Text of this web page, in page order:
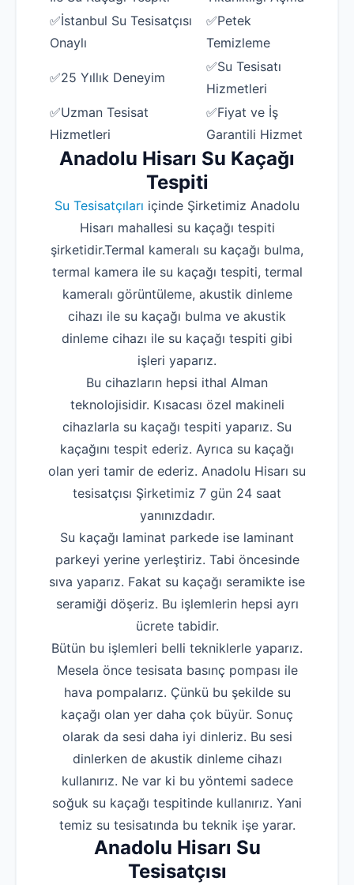
✅İstanbul Su Tesisatçısı
Onaylı
✅Petek
Temizleme
✅25 Yıllık Deneyim
✅Su Tesisatı
Hizmetleri
✅Uzman Tesisat
Hizmetleri
✅Fiyat ve İş
Garantili Hizmet
Anadolu Hisarı Su Kaçağı
Tespiti
Su Tesisatçıları içinde Şirketimiz Anadolu
Hisarı mahallesi su kaçağı tespiti
şirketidir.Termal kameralı su kaçağı bulma,
termal kamera ile su kaçağı tespiti, termal
kameralı görüntüleme, akustik dinleme
cihazı ile su kaçağı bulma ve akustik
dinleme cihazı ile su kaçağı tespiti gibi
işleri yaparız.
Bu cihazların hepsi ithal Alman
teknolojisidir. Kısacası özel makineli
cihazlarla su kaçağı tespiti yaparız. Su
kaçağını tespit ederiz. Ayrıca su kaçağı
olan yeri tamir de ederiz. Anadolu Hisarı su
tesisatçısı Şirketimiz 7 gün 24 saat
yanınızdadır.
Su kaçağı laminat parkede ise laminant
parkeyi yerine yerleştiriz. Tabi öncesinde
sıva yaparız. Fakat su kaçağı seramikte ise
seramiği döşeriz. Bu işlemlerin hepsi ayrı
ücrete tabidir.
Bütün bu işlemleri belli tekniklerle yaparız.
Mesela önce tesisata basınç pompası ile
hava pompalarız. Çünkü bu şekilde su
kaçağı olan yer daha çok büyür. Sonuç
olarak da sesi daha iyi dinleriz. Bu sesi
dinlerken de akustik dinleme cihazı
kullanırız. Ne var ki bu yöntemi sadece
soğuk su kaçağı tespitinde kullanırız. Yani
temiz su tesisatında bu teknik işe yarar.
Anadolu Hisarı Su
Tesisatçısı